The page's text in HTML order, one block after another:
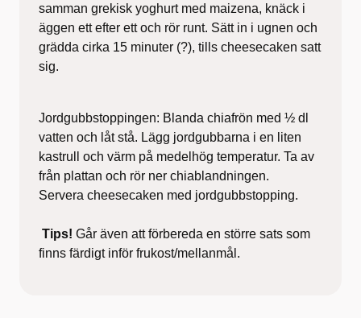
samman grekisk yoghurt med maizena, knäck i
äggen ett efter ett och rör runt. Sätt in i ugnen och
grädda cirka 15 minuter (?), tills cheesecaken satt
sig.
Jordgubbstoppingen: Blanda chiafrön med ½ dl
vatten och låt stå. Lägg jordgubbarna i en liten
kastrull och värm på medelhög temperatur. Ta av
från plattan och rör ner chiablandningen.
Servera cheesecaken med jordgubbstopping.
Tips! Går även att förbereda en större sats som
finns färdigt inför frukost/mellanmål.